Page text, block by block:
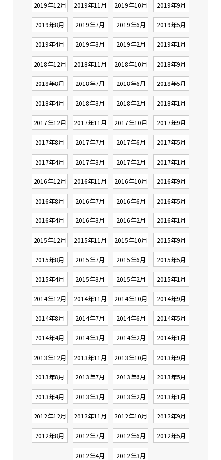
2019年12月 2019年11月 2019年10月 2019年9月
2019年8月 2019年7月 2019年6月 2019年5月
2019年4月 2019年3月 2019年2月 2019年1月
2018年12月 2018年11月 2018年10月 2018年9月
2018年8月 2018年7月 2018年6月 2018年5月
2018年4月 2018年3月 2018年2月 2018年1月
2017年12月 2017年11月 2017年10月 2017年9月
2017年8月 2017年7月 2017年6月 2017年5月
2017年4月 2017年3月 2017年2月 2017年1月
2016年12月 2016年11月 2016年10月 2016年9月
2016年8月 2016年7月 2016年6月 2016年5月
2016年4月 2016年3月 2016年2月 2016年1月
2015年12月 2015年11月 2015年10月 2015年9月
2015年8月 2015年7月 2015年6月 2015年5月
2015年4月 2015年3月 2015年2月 2015年1月
2014年12月 2014年11月 2014年10月 2014年9月
2014年8月 2014年7月 2014年6月 2014年5月
2014年4月 2014年3月 2014年2月 2014年1月
2013年12月 2013年11月 2013年10月 2013年9月
2013年8月 2013年7月 2013年6月 2013年5月
2013年4月 2013年3月 2013年2月 2013年1月
2012年12月 2012年11月 2012年10月 2012年9月
2012年8月 2012年7月 2012年6月 2012年5月
2012年4月 2012年3月